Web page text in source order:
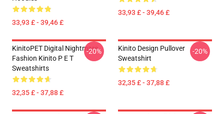
33,93 £ - 39,46 £
33,93 £ - 39,46 £
KinitoPET Digital Nightmare
Fashion Kinito P E T
Sweatshirts
32,35 £ - 37,88 £
-20%
Kinito Design Pullover
Sweatshirt
32,35 £ - 37,88 £
-20%